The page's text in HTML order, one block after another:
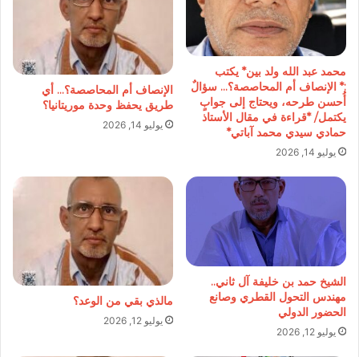
محمد عبد الله ولد بين* يكتب
:* الإنصاف أم المحاصصة؟… سؤالٌ
أُحسن طرحه، ويحتاج إلى جوابٍ
يكتمل/ *قراءة في مقال الأستاذ
حمادي سيدي محمد آباتي*
يوليو 14, 2026
الإنصاف أم المحاصصة؟… أي
طريق يحفظ وحدة موريتانيا؟
يوليو 14, 2026
الشيخ حمد بن خليفة آل ثاني..
مهندس التحول القطري وصانع
الحضور الدولي
يوليو 12, 2026
مالذي بقي من الوعد؟
يوليو 12, 2026